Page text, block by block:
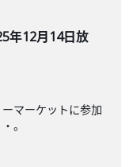
年12月14日放
マーケットに参加
。